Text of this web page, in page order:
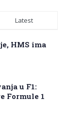
Latest
HMS ima
u F1:
Formule 1